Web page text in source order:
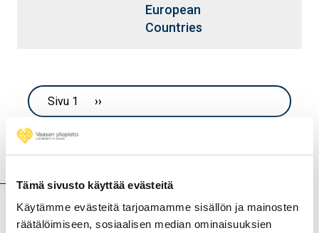
Tämä sivusto käyttää evästeitä
Käytämme evästeitä tarjoamamme sisällön ja mainosten
räätälöimiseen, sosiaalisen median ominaisuuksien
European
Countries
Sivutus
Sivu 1 Seuraava sivu
››
Hankkeet
Francesca (2025 - 2028)